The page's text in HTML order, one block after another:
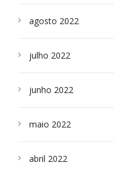
agosto 2022
julho 2022
junho 2022
maio 2022
abril 2022